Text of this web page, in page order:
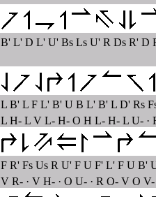
B' L' D L' U' Bs Ls U' R Ds R' D
L B' L F L' B' U B L' B' L D' Rs
L H- L V L- H- O H L- H- L U- ·
F R' Fs Us R U' F U F' L' F U B'
V R- · V H- · O U- · R O- V O